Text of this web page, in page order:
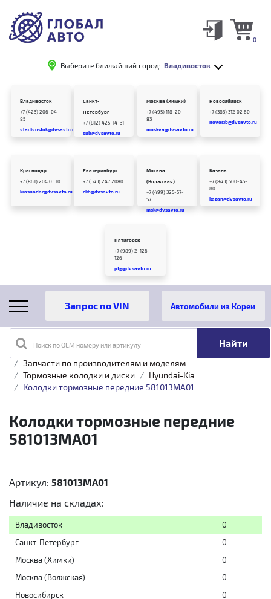
Выберите ближайший город: Владивосток
0
Владивосток
+7 (423) 206-04-
85
vladivostok@dvsavto.ru
Санкт-
Петербург
+7 (812) 425-14-31
spb@dvsavto.ru
Москва (Химки)
+7 (495) 118-20-
83
moskva@dvsavto.ru
Новосибирск
+7 (383) 312 02 60
novosib@dvsavto.ru
Краснодар
+7 (861) 204 03 10
krasnodar@dvsavto.ru
Екатеринбург
+7 (343) 247 2080
ekb@dvsavto.ru
Москва
(Волжская)
+7 (499) 325-57-
57
msk@dvsavto.ru
Казань
+7 (843) 500-45-
80
kazan@dvsavto.ru
Пятигорск
+7 (989) 2-126-
126
ptg@dvsavto.ru
Поиск по OEM номеру или артикулу
Автомобили из Кореи
Главная
Каталог товаров
Запчасти по производителям и моделям
Тормозные колодки и диски
Hyundai-Kia
Колодки тормозные передние 581013MA01
Колодки тормозные передние
581013MA01
Артикул: 581013MA01
Наличие на складах:
Владивосток
0
Санкт-Петербург
0
Москва (Химки)
0
Москва (Волжская)
0
Новосибирск
0